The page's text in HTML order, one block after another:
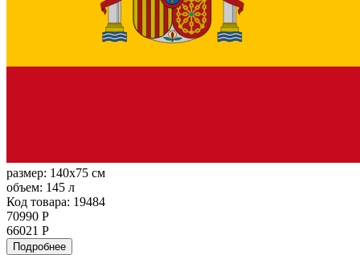
размер: 140x75 см
объем: 145 л
Код товара: 19484
70990 Р
66021 Р
Подробнее